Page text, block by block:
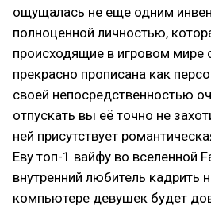
ощущалась не еще одним
полноценной личностью,
происходящие в игровом мире
прекрасно прописана как
своей непосредственностью
отпускать вы её точно не
ней присутствует
Еву топ-1 вайфу во вселенной
внутренний любитель кадрить
компьютере девушек будет